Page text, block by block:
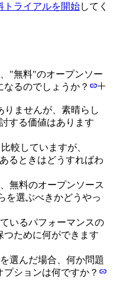
トライアルを開始してく
"無料"のオープンソー
るのでしょうか？
りませんが、素晴らし
する価値はあります
較していますが、
るときはどうすればわ
無料のオープンソース
を選ぶべきかどうやっ
いるパフォーマンスの
つために何ができます
選んだ場合、何か問題
ションは何ですか？